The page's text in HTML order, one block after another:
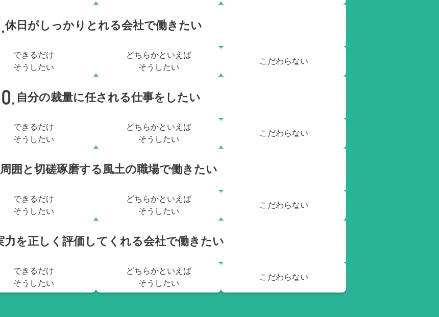
休日がしっかりとれる会社で働きたい
できるだけ
そうしたい
どちらかといえば
そうしたい
こだわらない
自分の裁量に任される仕事をしたい
できるだけ
そうしたい
どちらかといえば
そうしたい
こだわらない
周囲と切磋琢磨する風土の職場で働きたい
できるだけ
そうしたい
どちらかといえば
そうしたい
こだわらない
力を正しく評価してくれる会社で働きたい
できるだけ
そうしたい
どちらかといえば
そうしたい
こだわらない